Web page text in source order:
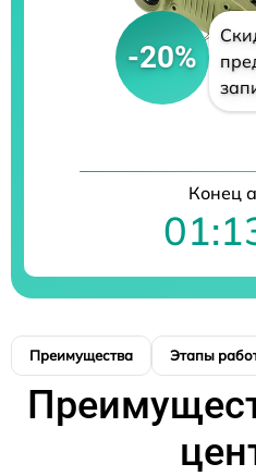
-20%
Конец
Преимущества Этапы